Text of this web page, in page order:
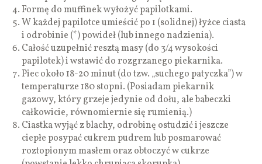
Formę do muffinek wyłożyć papilotkami.
W każdej papilotce umieścić po 1 (solidnej) łyżce ciasta
i odrobinie (*) powideł (lub innego nadzienia).
Całość uzupełnić resztą masy (do 3/4 wysokości
papilotek) i wstawić do rozgrzanego piekarnika.
Piec około 18-20 minut (do tzw. „suchego patyczka”) w
temperaturze 180 stopni. (Posiadam piekarnik
gazowy, który grzeje jedynie od dołu, ale babeczki
całkowicie, równomiernie się rumienią.)
Ciastka wyjąć z blachy, odrobinę ostudzić i jeszcze
ciepłe posypać cukrem pudrem lub posmarować
roztopionym masłem oraz obtoczyć w cukrze